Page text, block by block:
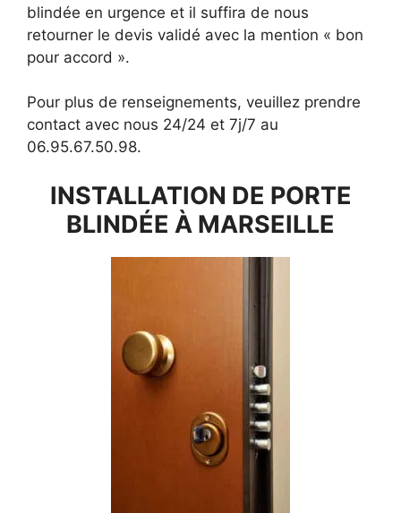
blindée en urgence et il suffira de nous
retourner le devis validé avec la mention « bon
pour accord ».
Pour plus de renseignements, veuillez prendre
contact avec nous 24/24 et 7j/7 au
06.95.67.50.98.
INSTALLATION DE PORTE
BLINDÉE À MARSEILLE